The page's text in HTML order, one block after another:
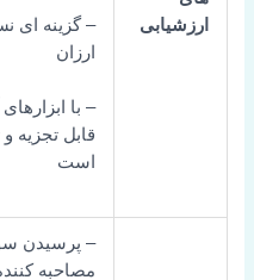
– گزینه ای نسبتاً
– با ابزارهای آماری
قابل تجزیه و تحلیل
– پرسیدن سوال به
مصاحبه کننده